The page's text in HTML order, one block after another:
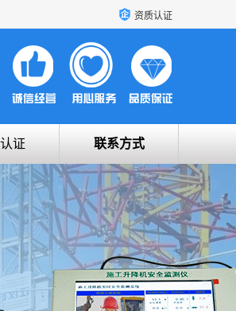
资质认证
证 联系方式